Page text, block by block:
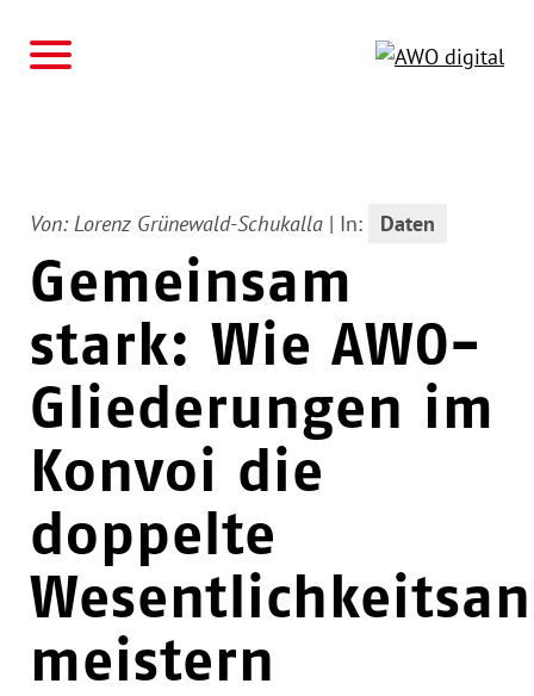
Von: Lorenz Grünewald-Schukalla | In: Daten
Gemeinsam
stark: Wie AWO-
Gliederungen im
Konvoi die
doppelte
meistern